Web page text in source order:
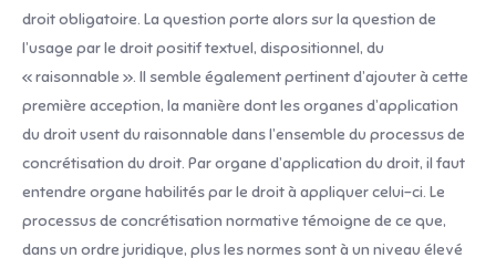
droit obligatoire. La question porte alors sur la question de
l’usage par le droit positif textuel, dispositionnel, du
« raisonnable ». Il semble également pertinent d’ajouter à cette
première acception, la manière dont les organes d’application
du droit usent du raisonnable dans l’ensemble du processus de
concrétisation du droit. Par organe d’application du droit, il faut
entendre organe habilités par le droit à appliquer celui-ci. Le
processus de concrétisation normative témoigne de ce que,
dans un ordre juridique, plus les normes sont à un niveau élevé